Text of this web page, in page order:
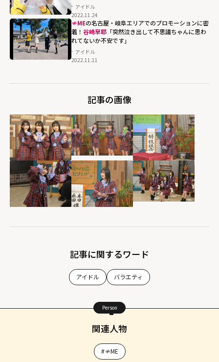
アイドル
2022.11.24
≠MEの名古屋・岐阜エリアでのプロモーションに密
着！ 谷崎早耶 「突然泣き出して不思議ちゃんに思わ
れてないか不安です」
アイドル
2022.11.11
記事の画像
記事に関するワード
アイドル バラエティ
Person
関連人物
#≠ME